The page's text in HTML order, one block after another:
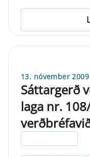
13. nóvember 2009
Sáttargerð
laga nr.